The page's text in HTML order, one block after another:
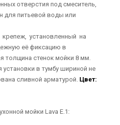
отверстия под смеситель,
для питьевой воды или
установленный на
её фиксацию в
толщина стенок мойки 8 мм.
в тумбу шириной не
сливной арматурой. Цвет:
мойки Lava E.1: